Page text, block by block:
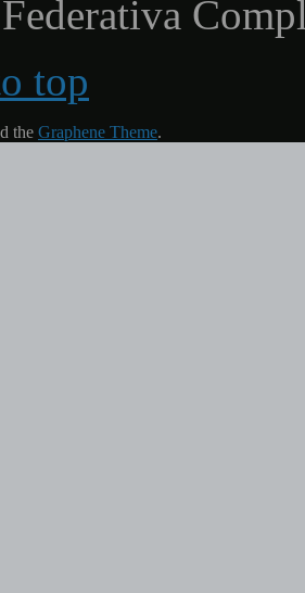
top
the Graphene Theme.